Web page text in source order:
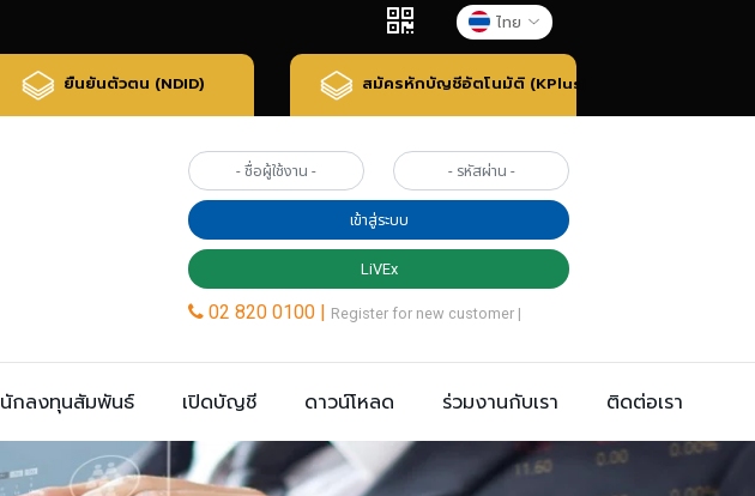
ไทย
ยืนยันตัวตน (NDID) สมัครหักบัญชีอัตโนมัติ (KPlus)
นักลงทุนสัมพันธ์ เปิดบัญชี ดาวน์โหลด ร่วมงานกับเรา ติดต่อเรา